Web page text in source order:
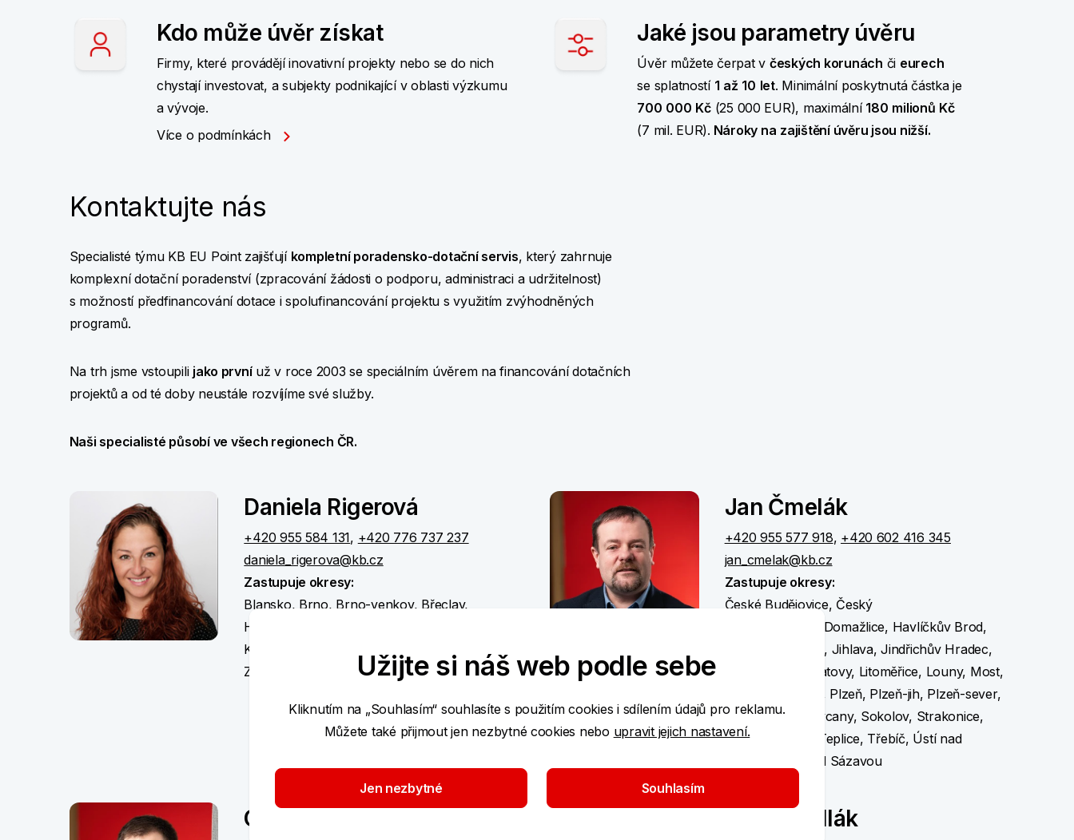
Kdo může úvěr získat
Firmy, které provádějí inovativní projekty nebo se do nich
chystají investovat, a subjekty podnikající v oblasti výzkumu
a vývoje.
Více o podmínkách
Jaké jsou parametry úvěru
Úvěr můžete čerpat v českých korunách či eurech
se splatností 1 až 10 let. Minimální poskytnutá částka je
700 000 Kč(25 000 EUR), maximální 180 milionů Kč
(7 mil. EUR). Nároky na zajištění úvěru jsou nižší.
Kontaktujte nás
Specialisté týmu KB EU Point zajišťují kompletní poradensko-dotační servis, který zahrnuje
komplexní dotační poradenství (zpracování žádosti o podporu, administraci a udržitelnost)
s možností předfinancování dotace i spolufinancování projektu s využitím zvýhodněných
programů.
Na trh jsme vstoupili jako prvníuž v roce 2003 se speciálním úvěrem na financování dotačních
projektů a odté doby neustále rozvíjíme své služby.
Naši specialisté působí ve všech regionech ČR.
Daniela Rigerová
+420 955 584 131, +420 776 737 237
daniela_rigerova@kb.cz
Zastupuje okresy:
Blansko, Brno, Brno-venkov, Břeclav,
Hodonín, Chrudim, Pardubice, Rychnov nad
Kněžnou, Svitavy, Ústí nad Orlicí, Vyškov,
Znojmo
Jan Čmelák
+420 955 577 918, +420 602 416 345
jan_cmelak@kb.cz
Zastupuje okresy:
České Budějovice, Český
Krumlov, Děčín, Domažlice, Havlíčkův Brod,
Cheb, Chomutov, Jihlava, Jindřichův Hradec,
Karlovy Vary, Klatovy, Litoměřice, Louny, Most,
Pelhřimov, Písek, Plzeň, Plzeň-jih, Plzeň-sever,
Prachatice, Rokycany, Sokolov, Strakonice,
Tábor, Tachov, Teplice, Třebíč, Ústí nad
Labem, Žďár nad Sázavou
Ondřej Mařík Radek Pollák
Užijte si náš web podle sebe
Kliknutím na „Souhlasím“ souhlasíte s použitím cookies i sdílením údajů pro reklamu.
Můžete také přijmout jen nezbytné cookies nebo upravit jejich nastavení.
Jen nezbytné Souhlasím